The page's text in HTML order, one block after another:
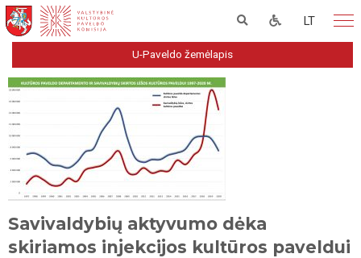
LT
U-Paveldo žemėlapis
Savivaldybių aktyvumo dėka
skiriamos injekcijos kultūros paveldui